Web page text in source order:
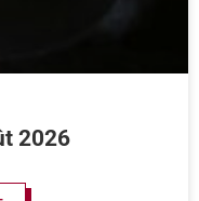
2026